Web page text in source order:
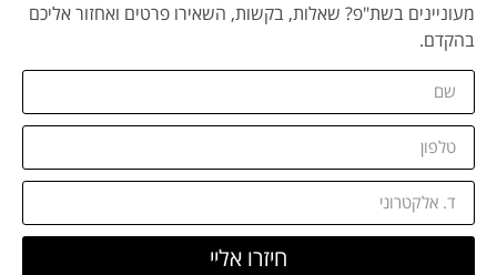
מעוניינים בשת"פ? שאלות, בקשות, השאירו פרטים ואחזור אליכם
בהקדם.
חיזרו אליי